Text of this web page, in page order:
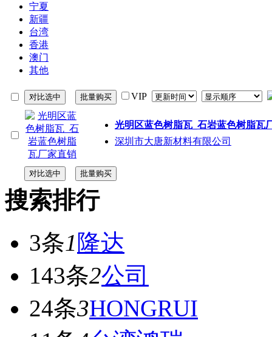
宁夏
新疆
台湾
香港
澳门
其他
VIP
光明区蓝色树脂瓦_石岩蓝色树脂瓦
深圳市大唐新材料有限公司
搜索排行
3条1 隆达
143条2公司
24条3HONGRUI